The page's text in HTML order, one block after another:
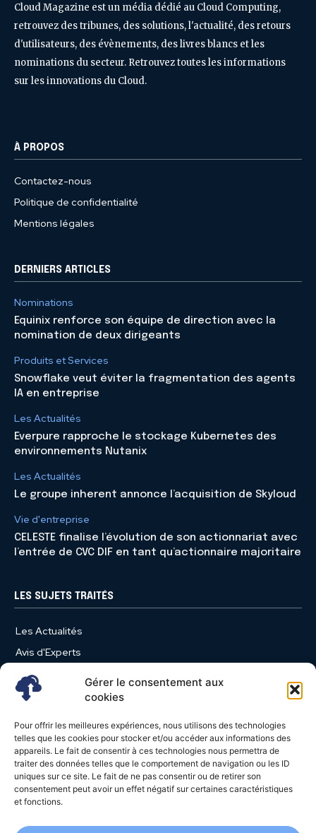
Gérer le consentement aux
cookies
Pour offrir les meilleures expériences, nous utilisons des technologies
telles que les cookies pour stocker et/ou accéder aux informations des
appareils. Le fait de consentir à ces technologies nous permettra de
traiter des données telles que le comportement de navigation ou les ID
uniques sur ce site. Le fait de ne pas consentir ou de retirer son
consentement peut avoir un effet négatif sur certaines caractéristiques
et fonctions.
Cloud Magazine est un média dédié au Cloud Computing,
retrouvez des tribunes, des solutions, l'actualité, des retours
d'utilisateurs, des évènements, des livres blancs et les
nominations du secteur. Retrouvez toutes les informations
sur les innovations du Cloud.
À PROPOS
Contactez-nous
Politique de confidentialité
Mentions légales
DERNIERS ARTICLES
Nominations
Equinix renforce son équipe de direction avec la
nomination de deux dirigeants
Produits et Services
Snowflake veut éviter la fragmentation des agents
IA en entreprise
Les Actualités
Everpure rapproche le stockage Kubernetes des
environnements Nutanix
Les Actualités
Le groupe inherent annonce l’acquisition de Skyloud
Vie d'entreprise
CELESTE finalise l’évolution de son actionnariat avec
l’entrée de CVC DIF en tant qu’actionnaire majoritaire
LES SUJETS TRAITÉS
Les Actualités
Avis d'Experts
Produits et Services
Vie d'entreprise
Nominations
Études
Évènements
Video News